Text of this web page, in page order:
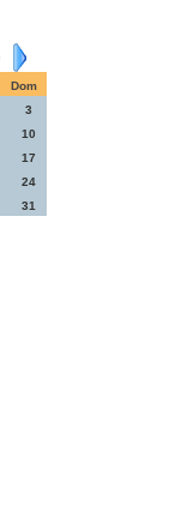
Dom
3
10
17
24
31